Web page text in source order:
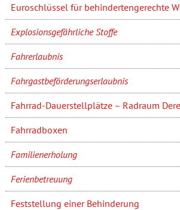
Euroschlüssel für behindertengerechte
Explosionsgefährliche Stoffe
Fahrerlaubnis
Fahrgastbeförderungserlaubnis
Fahrrad-Dauerstellplätze – Radraum
Fahrradboxen
Familienerholung
Ferienbetreuung
Feststellung einer Behinderung